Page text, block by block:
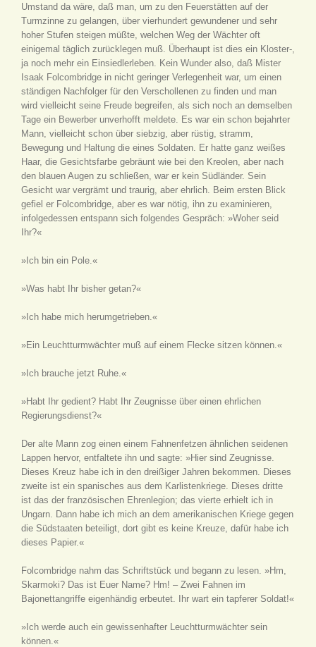
Umstand da wäre, daß man, um zu den Feuerstätten auf der
Turmzinne zu gelangen, über vierhundert gewundener und sehr
hoher Stufen steigen müßte, welchen Weg der Wächter oft
einigemal täglich zurücklegen muß. Überhaupt ist dies ein Kloster-,
ja noch mehr ein Einsiedlerleben. Kein Wunder also, daß Mister
Isaak Folcombridge in nicht geringer Verlegenheit war, um einen
ständigen Nachfolger für den Verschollenen zu finden und man
wird vielleicht seine Freude begreifen, als sich noch an demselben
Tage ein Bewerber unverhofft meldete. Es war ein schon bejahrter
Mann, vielleicht schon über siebzig, aber rüstig, stramm,
Bewegung und Haltung die eines Soldaten. Er hatte ganz weißes
Haar, die Gesichtsfarbe gebräunt wie bei den Kreolen, aber nach
den blauen Augen zu schließen, war er kein Südländer. Sein
Gesicht war vergrämt und traurig, aber ehrlich. Beim ersten Blick
gefiel er Folcombridge, aber es war nötig, ihn zu examinieren,
infolgedessen entspann sich folgendes Gespräch: »Woher seid
Ihr?«
»Ich bin ein Pole.«
»Was habt Ihr bisher getan?«
»Ich habe mich herumgetrieben.«
»Ein Leuchtturmwächter muß auf einem Flecke sitzen können.«
»Ich brauche jetzt Ruhe.«
»Habt Ihr gedient? Habt Ihr Zeugnisse über einen ehrlichen
Regierungsdienst?«
Der alte Mann zog einen einem Fahnenfetzen ähnlichen seidenen
Lappen hervor, entfaltete ihn und sagte: »Hier sind Zeugnisse.
Dieses Kreuz habe ich in den dreißiger Jahren bekommen. Dieses
zweite ist ein spanisches aus dem Karlistenkriege. Dieses dritte
ist das der französischen Ehrenlegion; das vierte erhielt ich in
Ungarn. Dann habe ich mich an dem amerikanischen Kriege gegen
die Südstaaten beteiligt, dort gibt es keine Kreuze, dafür habe ich
dieses Papier.«
Folcombridge nahm das Schriftstück und begann zu lesen. »Hm,
Skarmoki? Das ist Euer Name? Hm! – Zwei Fahnen im
Bajonettangriffe eigenhändig erbeutet. Ihr wart ein tapferer Soldat!«
»Ich werde auch ein gewissenhafter Leuchtturmwächter sein
können.«